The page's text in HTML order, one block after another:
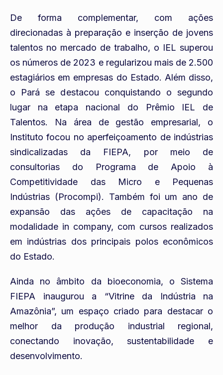
De forma complementar, com ações
direcionadas à preparação e inserção de jovens
talentos no mercado de trabalho, o IEL superou
os números de 2023 e regularizou mais de 2.500
estagiários em empresas do Estado. Além disso,
o Pará se destacou conquistando o segundo
lugar na etapa nacional do Prêmio IEL de
Talentos. Na área de gestão empresarial, o
Instituto focou no aperfeiçoamento de indústrias
sindicalizadas da FIEPA, por meio de
consultorias do Programa de Apoio à
Competitividade das Micro e Pequenas
Indústrias (Procompi). Também foi um ano de
expansão das ações de capacitação na
modalidade in company, com cursos realizados
em indústrias dos principais polos econômicos
do Estado.
Ainda no âmbito da bioeconomia, o Sistema
FIEPA inaugurou a “Vitrine da Indústria na
Amazônia”, um espaço criado para destacar o
melhor da produção industrial regional,
conectando inovação, sustentabilidade e
desenvolvimento.